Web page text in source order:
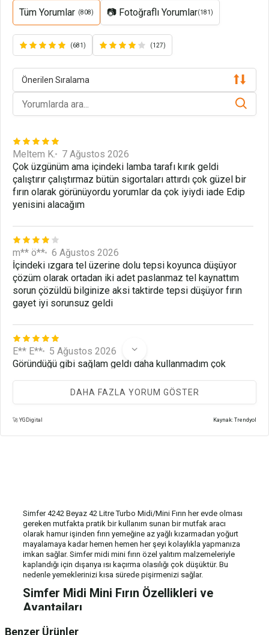
Tüm Yorumlar (808) 📷 Fotoğraflı Yorumlar(181)
(681) (127)
Önerilen Sıralama
Meltem K.
7 Ağustos 2026
Çok üzgünüm ama içindeki lamba tarafı kırık geldi
çalıştırır çalıştırmaz bütün sigortaları attırdı çok güzel bir
fırın olarak görünüyordu yorumlar da çok iyiydi iade Edip
yenisini alacağım
m** ö** 6 Ağustos 2026
İçindeki ızgara tel üzerine dolu tepsi koyunca düşüyor
çözüm olarak ortadan iki adet paslanmaz tel kaynattım
sorun çözüldü bilginize aksi taktirde tepsi düşüyor fırın
gayet iyi sorunsuz geldi
E** E**
5 Ağustos 2026
Göründüğü gibi sağlam geldi daha kullanmadım çok
U** A**
Daha kullanma fırsatı bulamadım ancak sorunsuz ve
Nursemin K. 4 Ağustos 2026
Hiç tereddüt etmeden alabilirsiniz memnun kaldım.
DAHA FAZLA YORUM GÖSTER
🚀 YGDigital Kaynak: Trendyol
Simfer 4242 Beyaz 42 Litre Turbo Midi/Mini Fırın her evde olması
gereken mutfakta pratik bir kullanım sunan bir mutfak aracı
olarak hamur işinden fırın yemeğine az yağlı kızarmadan yoğurt
mayalamaya kadar hemen hemen her şeyi kolaylıkla yapmanıza
imkan sağlar. Simfer midi mini fırın özel yalıtım malzemeleriyle
kaplandığı için dışarıya ısı kaçırma olasılığı çok düşüktür. Bu
nedenle yemeklerinizi kısa sürede pişirmenizi sağlar.
Simfer Midi Mini Fırın Özellikleri ve
Avantajları
Simfer midi mini fırın bulunduğu yüzeye zarar vermeyi engelleyen
Benzer Ürünler